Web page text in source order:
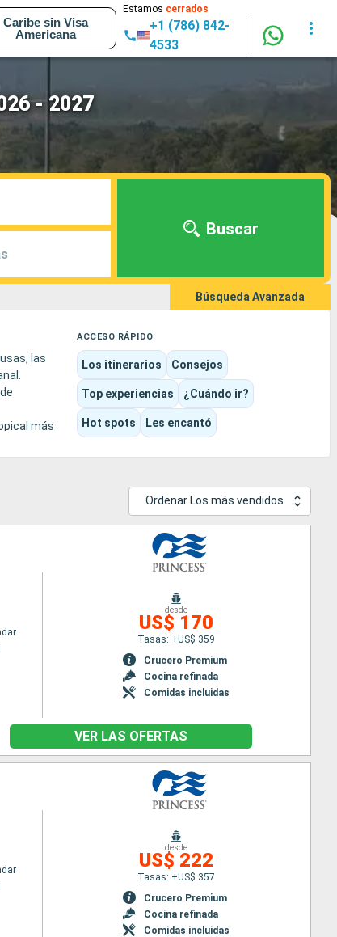
Caribe sin Visa
Americana
Estamos cerrados
+1 (786) 842-
4533
- 2027
Buscar
Búsqueda Avanzada
las
más
ACCESO RÁPIDO
Los itinerarios Consejos
Top experiencias ¿Cuándo ir?
Hot spots Les encantó
Ordenar Los más vendidos
desde
US$ 170
Tasas: +US$ 359
Crucero Premium
Cocina refinada
Comidas incluidas
VER LAS OFERTAS
desde
US$ 222
Tasas: +US$ 357
Crucero Premium
Cocina refinada
Comidas incluidas